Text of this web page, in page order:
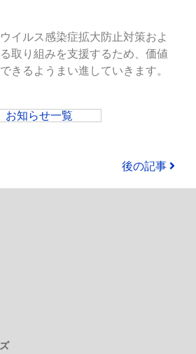
イルス感染症拡大防止対策およ
取り組みを支援するため、価値
きるようまい進していきます。
お知らせ一覧
後の記事